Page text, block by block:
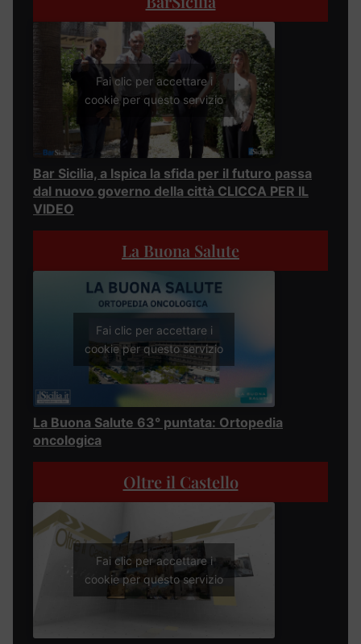
Fai clic per accettare i
cookie per questo servizio
Bar Sicilia, a Ispica la sfida per il futuro passa
dal nuovo governo della città CLICCA PER IL
VIDEO
La Buona Salute
Fai clic per accettare i
cookie per questo servizio
La Buona Salute 63° puntata: Ortopedia
oncologica
Oltre il Castello
Fai clic per accettare i
cookie per questo servizio